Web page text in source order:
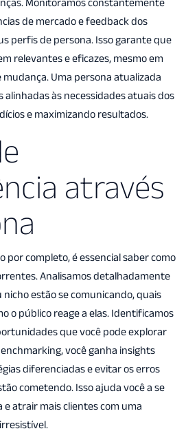
Monitoramos constantemente
de mercado e feedback dos
perfis de persona. Isso garante que
relevantes e eficazes, mesmo em
Uma persona atualizada
às necessidades atuais dos
e maximizando resultados.
através
por completo, é essencial saber como
Analisamos detalhadamente
nicho estão se comunicando, quais
o público reage a elas. Identificamos
que você pode explorar
você ganha insights
diferenciadas e evitar os erros
cometendo. Isso ajuda você a se
atrair mais clientes com uma